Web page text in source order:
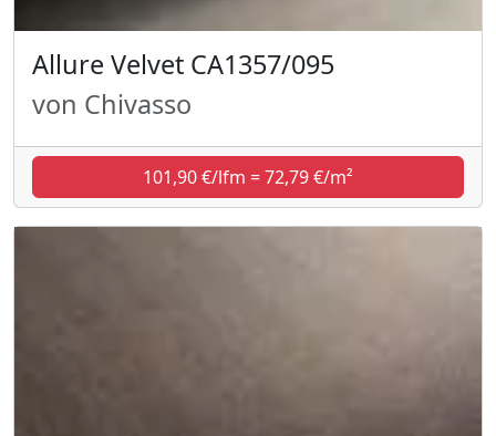
Allure Velvet CA1357/095
von Chivasso
101,90 €/lfm = 72,79 €/m²